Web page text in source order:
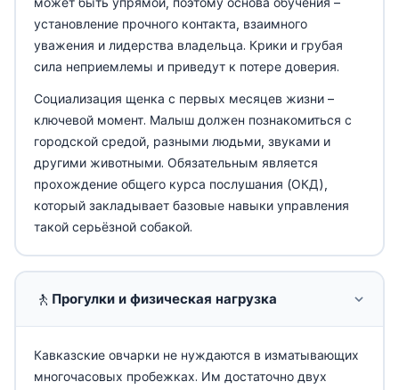
установление прочного контакта, взаимного
уважения и лидерства владельца. Крики и грубая
сила неприемлемы и приведут к потере доверия.
Социализация щенка с первых месяцев жизни –
ключевой момент. Малыш должен познакомиться с
городской средой, разными людьми, звуками и
другими животными. Обязательным является
прохождение общего курса послушания (ОКД),
который закладывает базовые навыки управления
такой серьёзной собакой.
🚶 Прогулки и физическая нагрузка
Кавказские овчарки не нуждаются в изматывающих
многочасовых пробежках. Им достаточно двух